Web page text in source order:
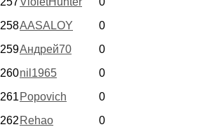
258AASALOY
0
259Андрей70
0
260nil1965
0
261 Popovich
0
262 Rehao
0